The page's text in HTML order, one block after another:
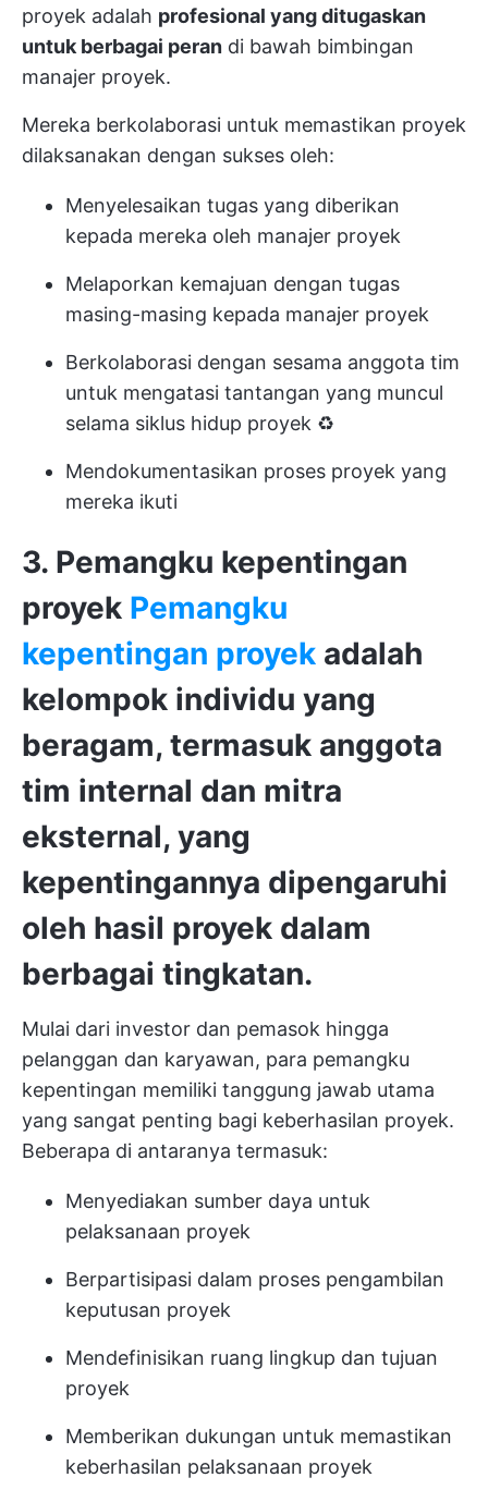
proyek adalah profesional yang ditugaskan
untuk berbagai peran di bawah bimbingan
manajer proyek.
Mereka berkolaborasi untuk memastikan proyek
dilaksanakan dengan sukses oleh:
Menyelesaikan tugas yang diberikan
kepada mereka oleh manajer proyek
Melaporkan kemajuan dengan tugas
masing-masing kepada manajer proyek
Berkolaborasi dengan sesama anggota tim
untuk mengatasi tantangan yang muncul
selama siklus hidup proyek ♻️
Mendokumentasikan proses proyek yang
mereka ikuti
3. Pemangku kepentingan
proyek Pemangku
kepentingan proyek adalah
kelompok individu yang
beragam, termasuk anggota
tim internal dan mitra
eksternal, yang
kepentingannya dipengaruhi
oleh hasil proyek dalam
berbagai tingkatan.
Mulai dari investor dan pemasok hingga
pelanggan dan karyawan, para pemangku
kepentingan memiliki tanggung jawab utama
yang sangat penting bagi keberhasilan proyek.
Beberapa di antaranya termasuk:
Menyediakan sumber daya untuk
pelaksanaan proyek
Berpartisipasi dalam proses pengambilan
keputusan proyek
Mendefinisikan ruang lingkup dan tujuan
proyek
Memberikan dukungan untuk memastikan
keberhasilan pelaksanaan proyek